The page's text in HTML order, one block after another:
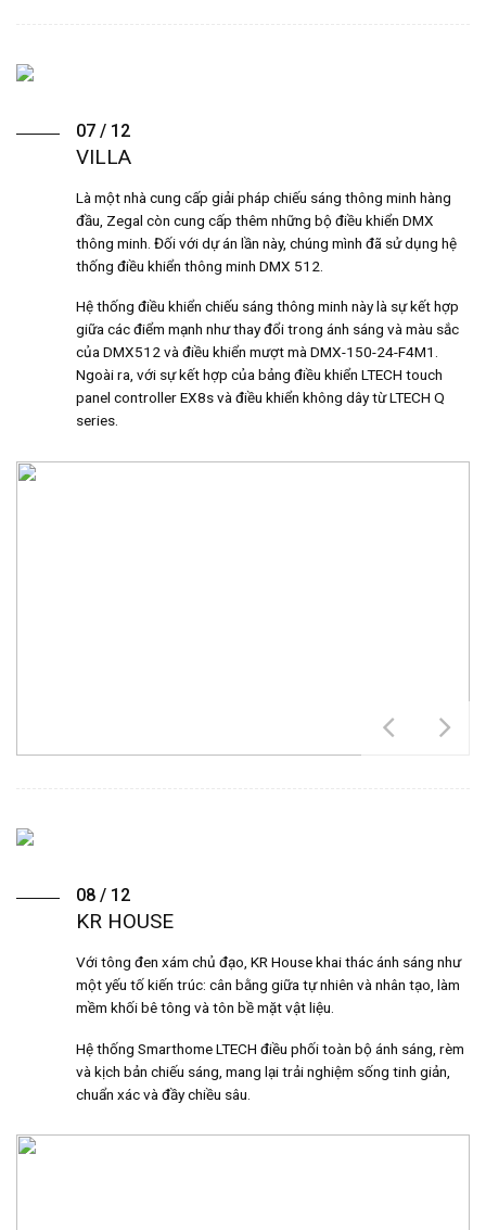
07 / 12
VILLA
Là một nhà cung cấp giải pháp chiếu sáng thông minh hàng
đầu, Zegal còn cung cấp thêm những bộ điều khiển DMX
thông minh. Đối với dự án lần này, chúng mình đã sử dụng hệ
thống điều khiển thông minh DMX 512.
Hệ thống điều khiển chiếu sáng thông minh này là sự kết hợp
giữa các điểm mạnh như thay đổi trong ánh sáng và màu sắc
của DMX512 và điều khiển mượt mà DMX-150-24-F4M1.
Ngoài ra, với sự kết hợp của bảng điều khiển LTECH touch
panel controller EX8s và điều khiển không dây từ LTECH Q
series.
08 / 12
KR HOUSE
Với tông đen xám chủ đạo, KR House khai thác ánh sáng như
một yếu tố kiến trúc: cân bằng giữa tự nhiên và nhân tạo, làm
mềm khối bê tông và tôn bề mặt vật liệu.
Hệ thống Smarthome LTECH điều phối toàn bộ ánh sáng, rèm
và kịch bản chiếu sáng, mang lại trải nghiệm sống tinh giản,
chuẩn xác và đầy chiều sâu.